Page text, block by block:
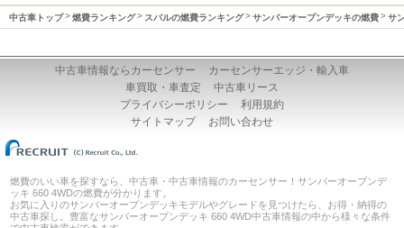
中古車トップ 燃費ランキング スバルの燃費ランキング サンバーオープンデッキの燃費 サ
中古車情報ならカーセンサー
カーセンサーエッジ・輸入車
車買取・車査定
中古車リース
プライバシーポリシー
利用規約
サイトマップ
お問い合わせ
燃費のいい車を探すなら、中古車・中古車情報のカーセンサー！サンバーオープンデ
ッキ 660 4WDの燃費が分かります。
お気に入りのサンバーオープンデッキモデルやグレードを見つけたら、お得・納得の
中古車探し。豊富なサンバーオープンデッキ 660 4WD中古車情報の中から様々な条件